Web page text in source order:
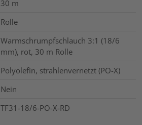
30 m
Rolle
Warmschrumpfschlauch 3:1 (18/6
mm), rot, 30 m Rolle
Polyolefin, strahlenvernetzt (PO-X)
Nein
TF31-18/6-PO-X-RD